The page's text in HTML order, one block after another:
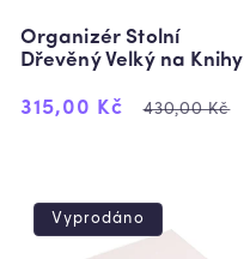
Organizér Stolní
Dřevěný Velký na Knihy
Výprodejová
315,00 Kč
Běžná
430,00 Kč
Vyprodáno